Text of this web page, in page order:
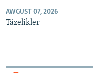
AWGUST 07, 2026
Täzelikler